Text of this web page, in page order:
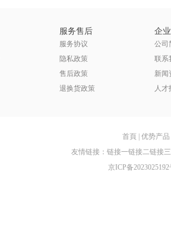
服务售后
服务协议
隐私政策
售后政策
退换货政策
企
公司
联系
新闻
人才
首頁 优势产品
友情链接： 链接一链接二链接三
京ICP备